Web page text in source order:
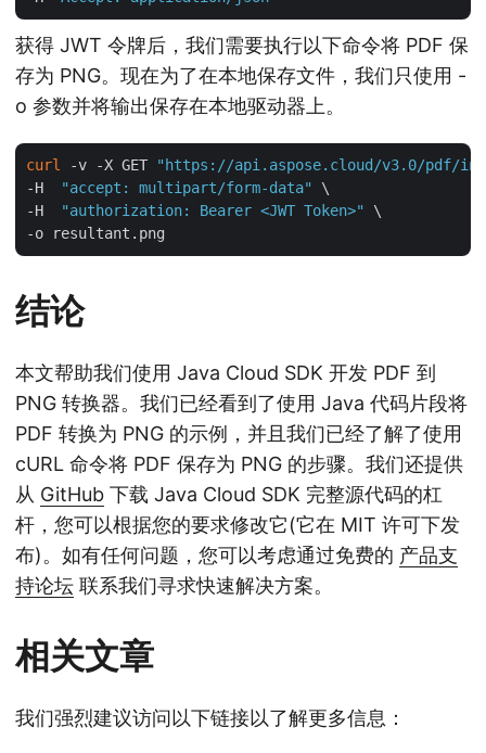
获得 JWT 令牌后，我们需要执行以下命令将 PDF 保
存为 PNG。现在为了在本地保存文件，我们只使用 -
o 参数并将输出保存在本地驱动器上。
curl -v -X GET
"https://api.aspose.cloud/v3.0/pdf/
-H
"accept: multipart/form-data"
\
-H
"authorization: Bearer <JWT Token>"
\
结论
本文帮助我们使用 Java Cloud SDK 开发 PDF 到
PNG 转换器。我们已经看到了使用 Java 代码片段将
PDF 转换为 PNG 的示例，并且我们已经了解了使用
cURL 命令将 PDF 保存为 PNG 的步骤。我们还提供
从 GitHub 下载 Java Cloud SDK 完整源代码的杠
杆，您可以根据您的要求修改它(它在 MIT 许可下发
布)。如有任何问题，您可以考虑通过免费的 产品支
持论坛 联系我们寻求快速解决方案。
相关文章
我们强烈建议访问以下链接以了解更多信息：